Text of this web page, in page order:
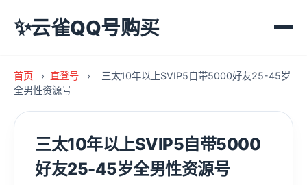
✨云雀QQ号购买
首页 › 直登号 ›
三太10年以上SVIP5自带5000好友25-45岁
全男性资源号
三太10年以上SVIP5自带5000
好友25-45岁全男性资源号